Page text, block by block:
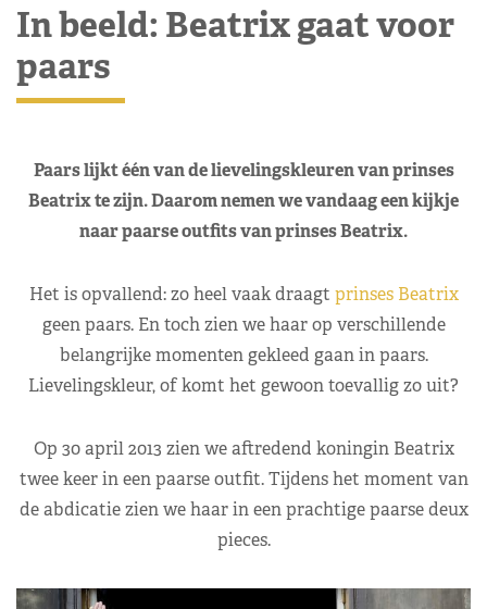
In beeld: Beatrix gaat voor
paars
Paars lijkt één van de lievelingskleuren van prinses
Beatrix te zijn. Daarom nemen we vandaag een kijkje
naar paarse outfits van prinses Beatrix.
Het is opvallend: zo heel vaak draagt prinses Beatrix
geen paars. En toch zien we haar op verschillende
belangrijke momenten gekleed gaan in paars.
Lievelingskleur, of komt het gewoon toevallig zo uit?
Op 30 april 2013 zien we aftredend koningin Beatrix
twee keer in een paarse outfit. Tijdens het moment van
de abdicatie zien we haar in een prachtige paarse deux
pieces.